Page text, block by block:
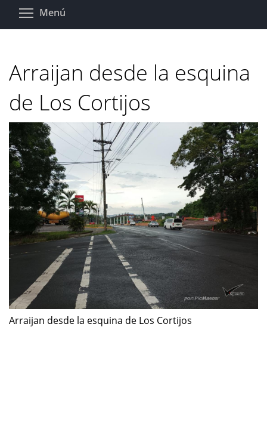
Pasar
Menú
Arraijan desde la esquina
de Los Cortijos
Arraijan desde la esquina de Los Cortijos